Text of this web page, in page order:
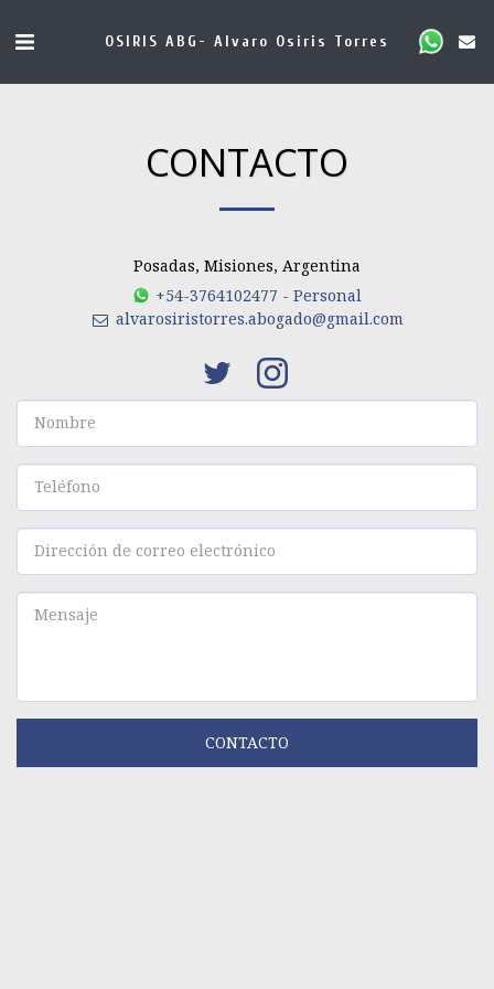
OSIRIS ABG- Alvaro Osiris Torres
CONTACTO
Posadas, Misiones, Argentina
+54-3764102477 -Personal
alvarosiristorres.abogado@gmail.com
CONTACTO